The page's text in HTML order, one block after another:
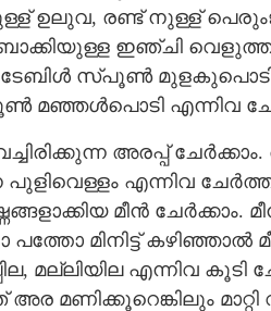
ഉലുവ, രണ്ട് നുള്ള്
ഇഞ്ചി
ഒരു ടേബിൾ സ്‌പൂൺ
മഞ്ഞൾപൊടി എന്നിവ
അരപ്പ്
പുളിവെള്ളം എന്നിവ
മീൻ
മിനിട്ട് കഴിഞ്ഞാൽ
മല്ലിയില എന്നിവ
മണിക്കൂറെങ്കിലും